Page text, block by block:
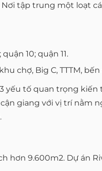
tập trung một loạt
10; quận 11.
chợ, Big C, TTTM, bến
yếu tố quan trọng
giang với vị trí nằm
9.600m2. Dự án